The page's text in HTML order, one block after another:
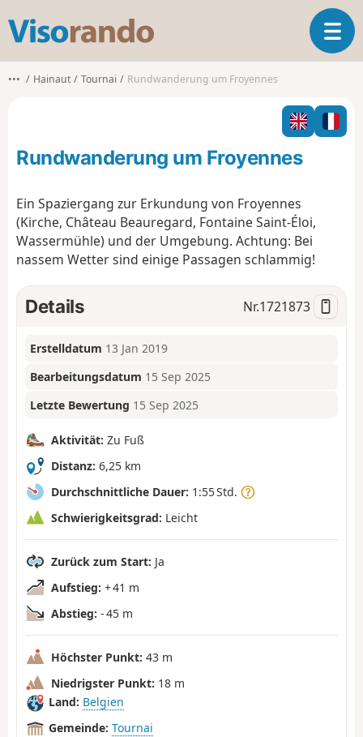
s
o
o
T
o
l
n
n
••• Hainaut Tournai Rundwanderung um Froyennes
Rundwanderung um Froyennes
Ein Spaziergang zur Erkundung von Froyennes
(Kirche, Château Beauregard, Fontaine Saint-Éloi,
Wassermühle) und der Umgebung. Achtung: Bei
nassem Wetter sind einige Passagen schlammig!
Details Nr.1721873
Erstelldatum 13 Jan 2019
Bearbeitungsdatum 15 Sep 2025
Letzte Bewertung 15 Sep 2025
Aktivität: Zu Fuß
Distanz: 6,25 km
Durchschnittliche Dauer: 1:55 Std.
Schwierigkeitsgrad: Leicht
Zurück zum Start: Ja
Aufstieg: + 41 m
Abstieg: - 45 m
Höchster Punkt: 43 m
Niedrigster Punkt: 18 m
Land: Belgien
Gemeinde: Tournai